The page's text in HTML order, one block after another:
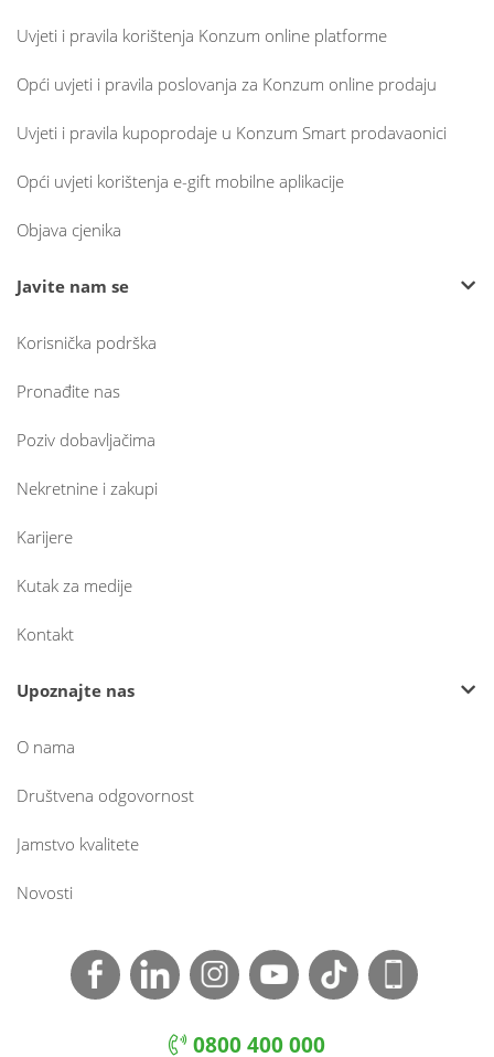
Uvjeti i pravila korištenja Konzum online platforme
Opći uvjeti i pravila poslovanja za Konzum online prodaju
Uvjeti i pravila kupoprodaje u Konzum Smart prodavaonici
Opći uvjeti korištenja e-gift mobilne aplikacije
Objava cjenika
Javite nam se
Korisnička podrška
Pronađite nas
Poziv dobavljačima
Nekretnine i zakupi
Karijere
Kutak za medije
Kontakt
Upoznajte nas
O nama
Društvena odgovornost
Jamstvo kvalitete
Novosti
0800 400 000